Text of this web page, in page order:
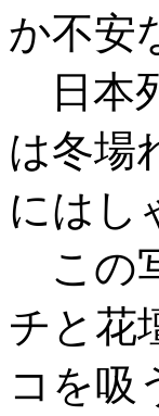
か不安
日本
は冬場
にはし
この
チと花
コを吸